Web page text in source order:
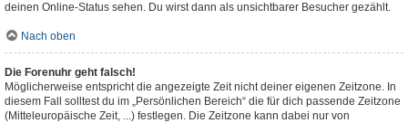
deinen Online-Status sehen. Du wirst dann als unsichtbarer Besucher gezählt.
Nach oben
Die Forenuhr geht falsch!
Möglicherweise entspricht die angezeigte Zeit nicht deiner eigenen Zeitzone. In
diesem Fall solltest du im „Persönlichen Bereich“ die für dich passende Zeitzone
(Mitteleuropäische Zeit, ...) festlegen. Die Zeitzone kann dabei nur von